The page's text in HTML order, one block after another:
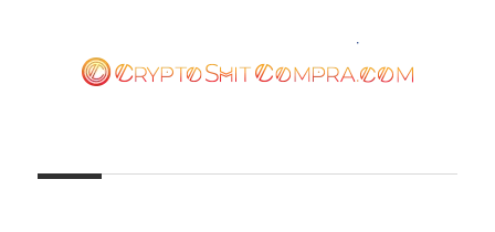
contenido